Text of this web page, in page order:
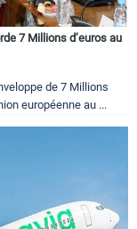
7 Millions d’euros au
de 7 Millions
européenne au ...